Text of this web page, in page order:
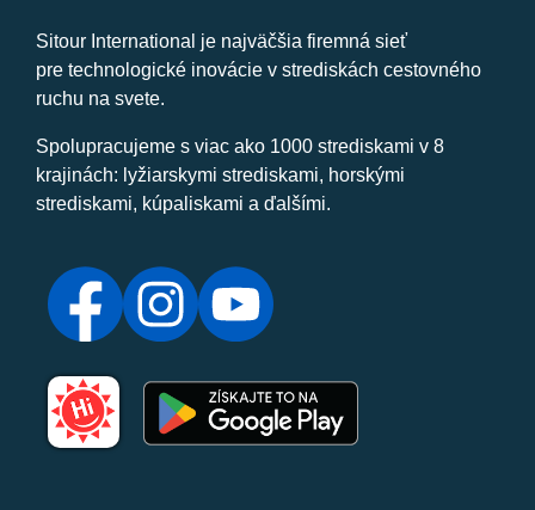
Sitour International je najväčšia firemná sieť
pre technologické inovácie v strediskách cestovného
ruchu na svete.
Spolupracujeme s viac ako 1000 strediskami v 8
krajinách: lyžiarskymi strediskami, horskými
strediskami, kúpaliskami a ďalšími.